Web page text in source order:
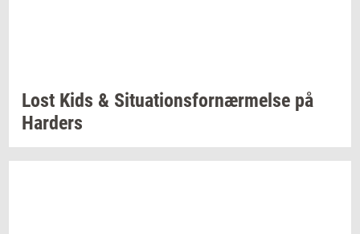
Lost Kids & Si­tu­a­tions­for­nær­mel­se på
Har­ders